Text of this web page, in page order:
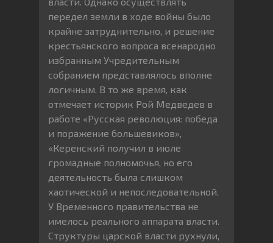
передел земли в ходе войны было
крайне затруднительно, и решение
крестьянского вопроса всенародно
избранным Учредительным
собранием представлялось вполне
логичным. В то же время, как
отмечает историк Рой Медведев в
работе «Русская революция: победа
и поражение большевиков»,
«Керенский получил в июле
громадные полномочья, но его
деятельность была слишком
хаотической и непоследовательной.
У Временного правительства не
имелось реального аппарата власти.
Структуры царской власти рухнули,